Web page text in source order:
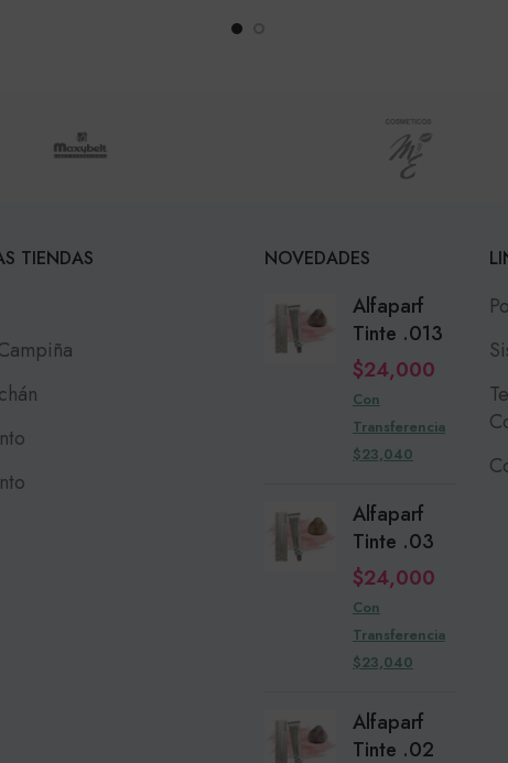
TIENDAS NOVEDADES
Alfaparf
Tinte .013
$24,000
Con
Transferencia
$23,040
Alfaparf
Tinte .03
$24,000
Con
Transferencia
$23,040
Alfaparf
Tinte .02